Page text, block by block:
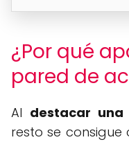
¿Por qué
pared de
Al destacar una
resto se consigue